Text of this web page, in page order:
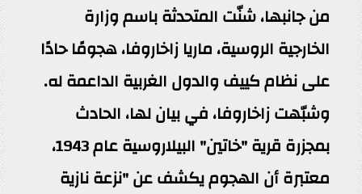
من جانبها، شنّت المتحدثة باسم وزارة
الخارجية الروسية، ماريا زاخاروفا، هجومًا حادًا
على نظام كييف والدول الغربية الداعمة له.
وشبّهت زاخاروفا، في بيان لها، الحادث
بمجزرة قرية "خاتين" البيلاروسية عام 1943،
معتبرة أن الهجوم يكشف عن "نزعة نازية